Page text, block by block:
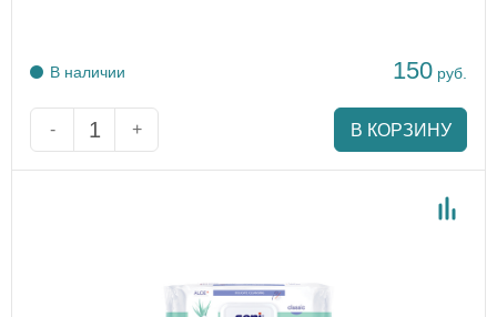
В наличии 150 руб.
- + В КОРЗИНУ